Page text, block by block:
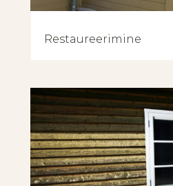
Restaureerimine